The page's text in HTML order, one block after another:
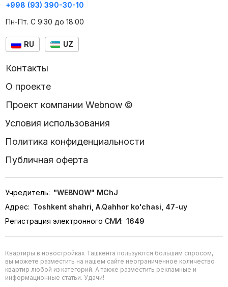
+998 (93) 390-30-10
Пн-Пт. С 9:30 до 18:00
RU UZ
Контакты
О проекте
Проект компании Webnow ©
Условия использования
Политика конфиденциальности
Публичная оферта
Учредитель: "WEBNOW" MChJ
Адрес: Toshkent shahri, A.Qahhor ko'chasi, 47-uy
Регистрация электронного СМИ: 1649
Квартиры в новостройках Ташкента пользуются большим спросом,
вы можете разместить на нашем сайте неограниченное количество
квартир любой из категорий. А также разместить рекламные и
информационные статьи. Удачи!